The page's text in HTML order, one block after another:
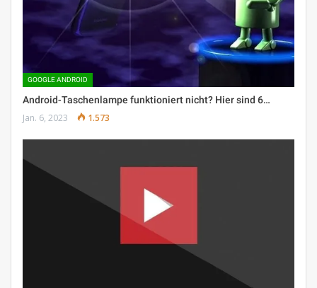
GOOGLE ANDROID
Android-Taschenlampe funktioniert nicht? Hier sind 6…
Jan. 6, 2023 1.573